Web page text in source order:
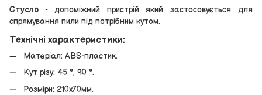
Стусло - допоміжний пристрій який застосовується для
спрямування пили під потрібним кутом.
Технічні характеристики:
Матеріал: ABS-пластик.
Кут різу: 45 °, 90 °.
Розміри: 210х70мм.